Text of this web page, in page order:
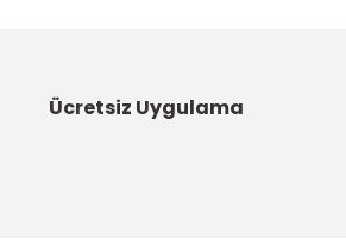
Ücretsiz Uygulama